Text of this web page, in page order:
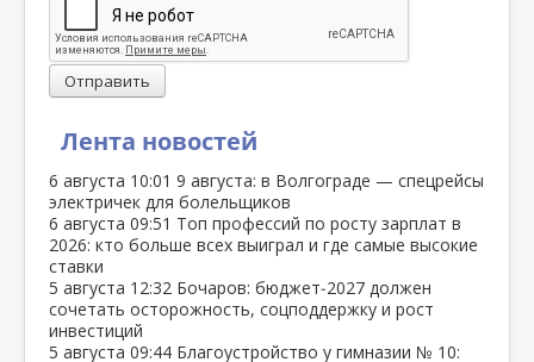
Лента новостей
6 августа 10:01 9 августа: в Волгограде — спецрейсы
электричек для болельщиков
6 августа 09:51 Топ профессий по росту зарплат в
2026: кто больше всех выиграл и где самые высокие
ставки
5 августа 12:32 Бочаров: бюджет‑2027 должен
сочетать осторожность, соцподдержку и рост
инвестиций
5 августа 09:44 Благоустройство у гимназии № 10:
Отправить